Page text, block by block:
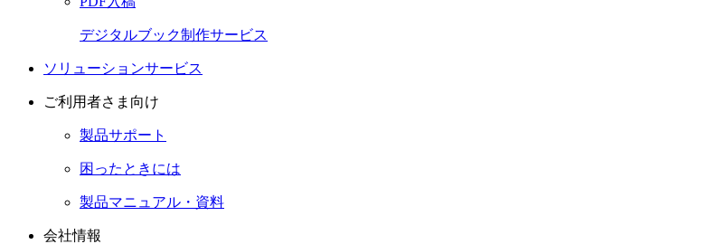
デジタルブック制作サービス
ソリューションサービス
ご利用者さま向け
製品サポート
困ったときには
製品マニュアル・資料
会社情報